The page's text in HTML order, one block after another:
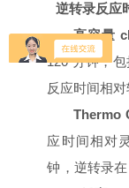
逆转录反应
高容量
120 分钟，
反应时间相
Thermo
应时间相对
钟，逆转录